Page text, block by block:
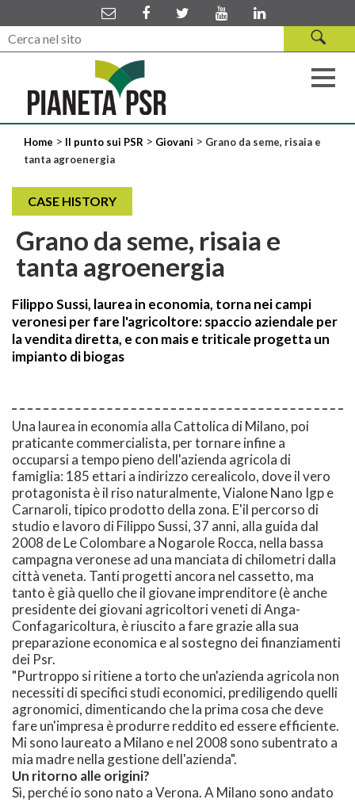
Home > Il punto sui PSR > Giovani > Grano da seme, risaia e
tanta agroenergia
CASE HISTORY
Grano da seme, risaia e
tanta agroenergia
Filippo Sussi, laurea in economia, torna nei campi
veronesi per fare l'agricoltore: spaccio aziendale per
la vendita diretta, e con mais e triticale progetta un
impianto di biogas
Una laurea in economia alla Cattolica di Milano, poi
praticante commercialista, per tornare infine a
occuparsi a tempo pieno dell'azienda agricola di
famiglia: 185 ettari a indirizzo cerealicolo, dove il vero
protagonista è il riso naturalmente, Vialone Nano Igp e
Carnaroli, tipico prodotto della zona. E'il percorso di
studio e lavoro di Filippo Sussi, 37 anni, alla guida dal
2008 de Le Colombare a Nogarole Rocca, nella bassa
campagna veronese ad una manciata di chilometri dalla
città veneta. Tanti progetti ancora nel cassetto, ma
tanto è già quello che il giovane imprenditore (è anche
presidente dei giovani agricoltori veneti di Anga-
Confagaricoltura, è riuscito a fare grazie alla sua
preparazione economica e al sostegno dei finanziamenti
dei Psr.
"Purtroppo si ritiene a torto che un'azienda agricola non
necessiti di specifici studi economici, prediligendo quelli
agronomici, dimenticando che la prima cosa che deve
fare un'impresa è produrre reddito ed essere efficiente.
Mi sono laureato a Milano e nel 2008 sono subentrato a
mia madre nella gestione dell'azienda".
Un ritorno alle origini?
Sì, perché io sono nato a Verona. A Milano sono andato